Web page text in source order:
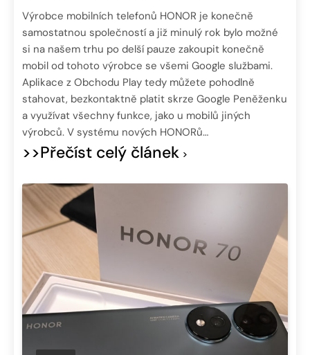
Výrobce mobilních telefonů HONOR je konečně
samostatnou společností a již minulý rok bylo možné
si na našem trhu po delší pauze zakoupit konečně
mobil od tohoto výrobce se všemi Google službami.
Aplikace z Obchodu Play tedy můžete pohodlně
stahovat, bezkontaktně platit skrze Google Peněženku
a využívat všechny funkce, jako u mobilů jiných
výrobců. V systému nových HONORů…
>>Přečíst celý článek